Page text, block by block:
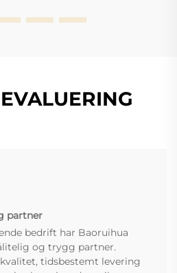
partner
bedrift har Baoruihua
og trygg partner.
tidsbestemt levering